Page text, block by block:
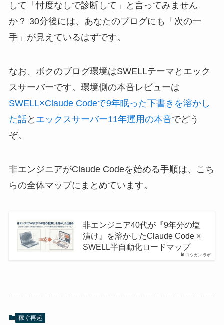
して「忖度なしで診断して」と言ってみません
か？ 30分後には、あなたのブログにも「次の一
手」が見えているはずです。
なお、ボクのブログ環境はSWELLテーマとエック
スサーバーです。環境側の本音レビューは
SWELL×Claude Codeで9年眠った下書きを溶かし
た話と エックスサーバー11年運用の本音でどう
ぞ。
非エンジニアがClaude Codeを始める手順は、こち
らの全体マップにまとめています。
ヨウカン ラボ
非エンジニア40代が『9年分の塩
漬け』を溶かしたClaude Code ×
SWELL半自動化ロードマップ
稼ぐ再起